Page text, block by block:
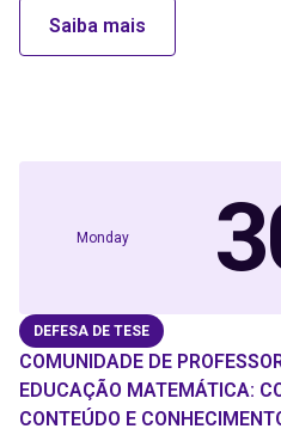
Saiba mais
Monday
DEFESA DE TESE
COMUNIDADE DE
EDUCAÇÃO MATEMÁTICA:
CONTEÚDO E